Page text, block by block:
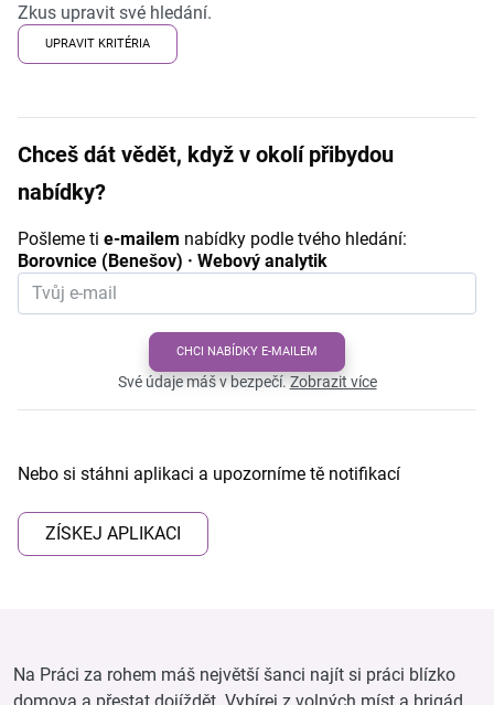
Zkus upravit své hledání.
UPRAVIT KRITÉRIA
Chceš dát vědět, když v okolí přibydou
nabídky?
Pošleme ti e-mailem nabídky podle tvého hledání:
Borovnice (Benešov) · Webový analytik
CHCI NABÍDKY E-MAILEM
Své údaje máš v bezpečí.Zobrazit více
Nebo si stáhni aplikaci a upozorníme tě notifikací
ZÍSKEJ APLIKACI
Na Práci za rohem máš největší šanci najít si práci blízko
domova a přestat dojíždět. Vybírej z volných míst a brigád